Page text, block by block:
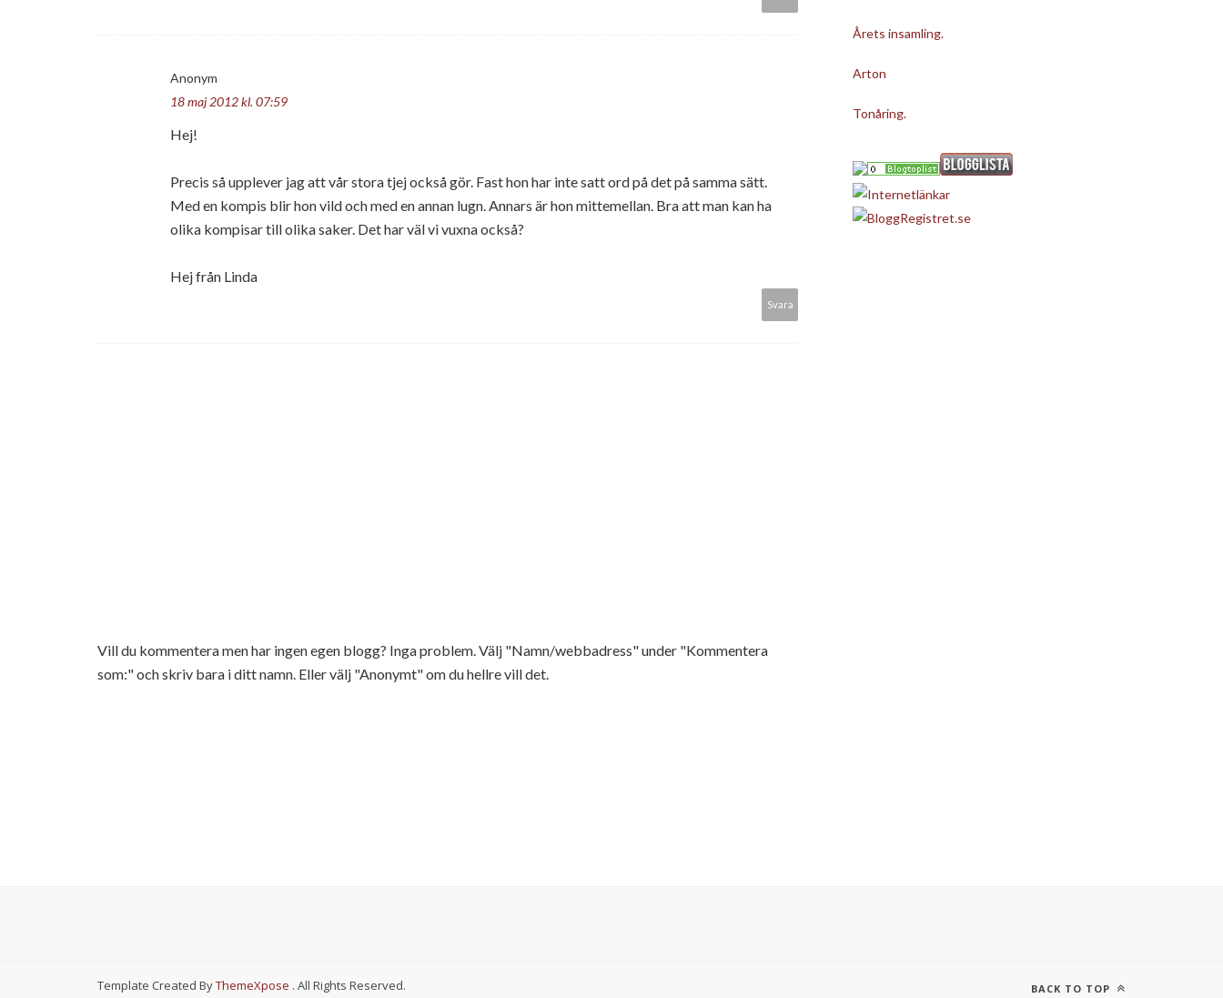
Anonym
18 maj 2012 kl. 07:59
Hej!
Precis så upplever jag att vår stora tjej också gör. Fast hon har inte satt ord på det på samma sätt.
Med en kompis blir hon vild och med en annan lugn. Annars är hon mittemellan. Bra att man kan ha
olika kompisar till olika saker. Det har väl vi vuxna också?
Hej från Linda
Svara
Vill du kommentera men har ingen egen blogg? Inga problem. Välj "Namn/webbadress" under "Kommentera
som:" och skriv bara i ditt namn. Eller välj "Anonymt" om du hellre vill det.
Årets insamling.
Arton
Tonåring.
Template Created ByThemeXpose . All Rights Reserved. BACK TO TOP